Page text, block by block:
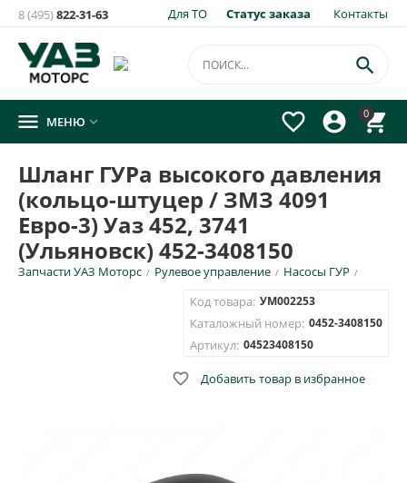
Для ТО Статус заказа Контакты
8 (495)822-31-63
0




 МЕНЮ 
Шланг ГУРа высокого давления
(кольцо-штуцер / ЗМЗ 4091
Евро-3) Уаз 452, 3741
(Ульяновск) 452-3408150
Запчасти УАЗ Моторс / Рулевое управление / Насосы ГУР /
Код товара: УМ002253
Каталожный номер: 0452-3408150
Артикул: 04523408150
 Добавить товар в избранное
Уведомить о появлении на складе
товара:
×
Шланг ГУРа высокого давления (кольцо-штуцер / ЗМЗ
4091 Евро-3) Уаз 452, 3741 (Ульяновск) 452-3408150
E-mail для уведомления письмом
Номер телефона для SMS уведомления